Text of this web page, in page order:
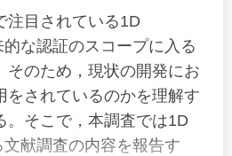
注目されている1D
な認証のスコープに入る
そのため，現状の開発にお
をされているのかを理解す
。そこで，本調査では1D
献調査の内容を報告す